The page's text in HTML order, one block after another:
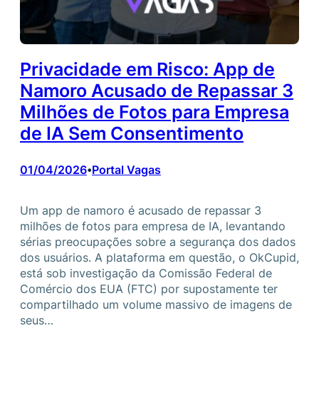
Privacidade em Risco: App de
Namoro Acusado de Repassar 3
Milhões de Fotos para Empresa
de IA Sem Consentimento
01/04/2026•Portal Vagas
Um app de namoro é acusado de repassar 3
milhões de fotos para empresa de IA, levantando
sérias preocupações sobre a segurança dos dados
dos usuários. A plataforma em questão, o OkCupid,
está sob investigação da Comissão Federal de
Comércio dos EUA (FTC) por supostamente ter
compartilhado um volume massivo de imagens de
seus…